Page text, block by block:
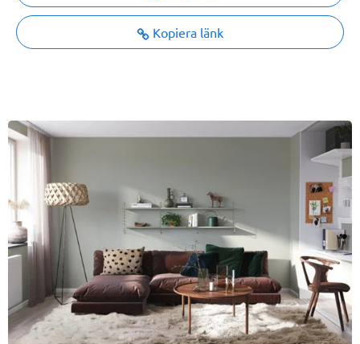
Kopiera länk